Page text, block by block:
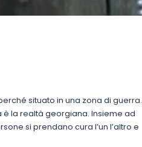
situato in una zona di guerra.
è la realtà georgiana. Insieme ad
si prendano cura l’un l’altro e